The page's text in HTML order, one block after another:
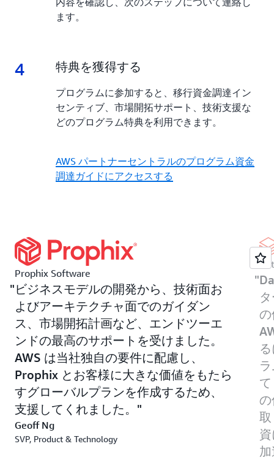
ます。
4 4.
特典を獲得する
プログラムに参加すると、移行資金調達イン
センティブ、市場開拓サポート、技術支援な
どのプログラム特典を利用できます。
AWS パートナーセントラルのプログラム資金
調達ガイドにアクセスする
Prophix Software
ビジネスモデルの開発から、技術面お
よびアーキテクチャ面でのガイダン
ス、市場開拓計画など、エンドツーエ
ンドの最高のサポートを受けました。
AWS は当社独自の要件に配慮し、
Prophix とお客様に大きな価値をもたら
すグローバルプランを作成するため、
支援してくれました。
Geoff Ng
SVP, Product & Technology